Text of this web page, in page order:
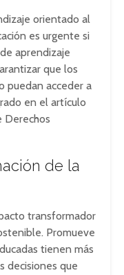
orientado al
es urgente si
aprendizaje
que los
puedan acceder a
en el artículo
Derechos
de la
transformador
Promueve
tienen más
decisiones que